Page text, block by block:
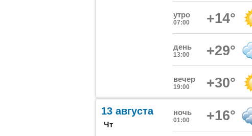
утро
07:00 +14°
день
13:00 +29°
вечер
19:00 +30°
13 августа
Чт
ночь
01:00 +16°